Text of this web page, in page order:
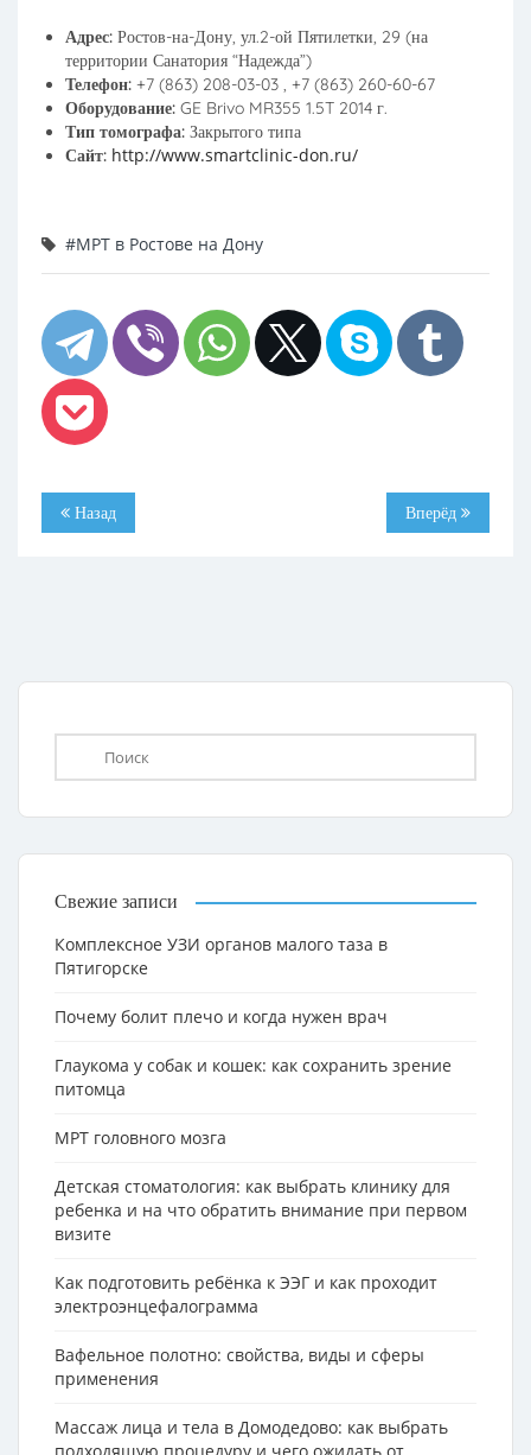
Адрес: Ростов-на-Дону, ул.2-ой Пятилетки, 29 (на
территории Санатория “Надежда”)
Телефон: +7 (863) 208-03-03 , +7 (863) 260-60-67
Оборудование: GE Brivo MR355 1.5T 2014 г.
Тип томографа: Закрытого типа
Сайт: http://www.smartclinic-don.ru/
#МРТ в Ростове на Дону
Назад Вперёд
Свежие записи
Комплексное УЗИ органов малого таза в
Пятигорске
Почему болит плечо и когда нужен врач
Глаукома у собак и кошек: как сохранить зрение
питомца
МРТ головного мозга
Детская стоматология: как выбрать клинику для
ребенка и на что обратить внимание при первом
визите
Как подготовить ребёнка к ЭЭГ и как проходит
электроэнцефалограмма
Вафельное полотно: свойства, виды и сферы
применения
Массаж лица и тела в Домодедово: как выбрать